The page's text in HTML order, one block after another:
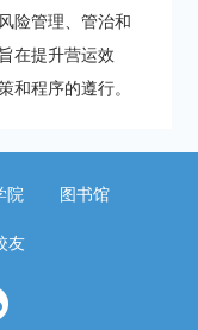
险管理、管治和
在提升营运效
和程序的遵行。
院 图书馆
友